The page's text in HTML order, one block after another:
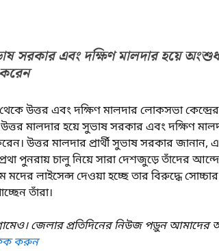
সরকার এবং দক্ষিণ মালদার হয়ে
এবং দক্ষিণ মালদার লোকসভা কেন্দ্রের
মালদার হয়ে সুভাষ সরকার এবং দক্ষিণ
উত্তর মালদার প্রার্থী সুভাষ সরকার
পুনরায় চালু নিয়ে সারা দেশজুড়ে তাঁদের
মদের লাইসেন্স দেওয়া হচ্ছে তার বিরুদ্ধে
তাঁরা।
জেলার প্রতিদিনের নিউজ পড়ুন আমাদের
করুন